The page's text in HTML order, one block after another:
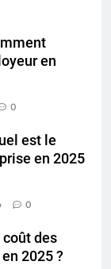
en
0
est le
en 2025
0
des
2025 ?